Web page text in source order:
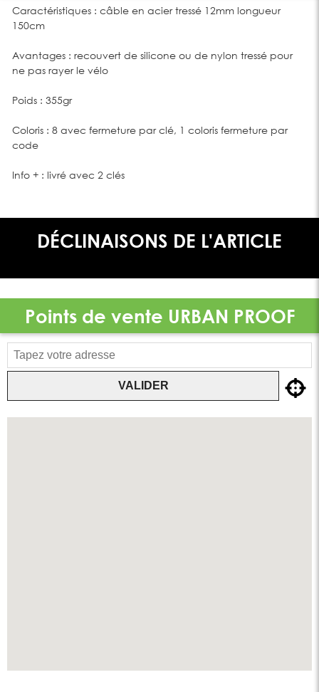
Caractéristiques : câble en acier tressé 12mm longueur
150cm
Avantages : recouvert de silicone ou de nylon tressé pour
ne pas rayer le vélo
Poids : 355gr
Coloris : 8 avec fermeture par clé, 1 coloris fermeture par
code
Info + : livré avec 2 clés
DÉCLINAISONS DE L'ARTICLE
Points de vente URBAN PROOF
VALIDER